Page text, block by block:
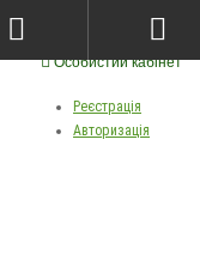
Особистий кабінет
Реєстрація
Авторизація